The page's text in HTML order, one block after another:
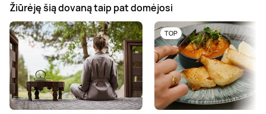
Žiūrėję šią dovaną taip pat domėjosi
TOP